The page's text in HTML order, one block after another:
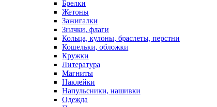
Брелки
Жетоны
Зажигалки
Значки, флаги
Кольца, кулоны, браслеты, перстни
Кошельки, обложки
Кружки
Литература
Магниты
Наклейки
Напульсники, нашивки
Одежда